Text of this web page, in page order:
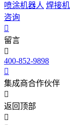
喷涂机器人 焊接
咨询
留言
400-852-9898
集成商合作伙伴
返回顶部